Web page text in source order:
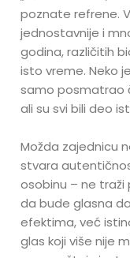
poznate refrene.
jednostavnije i
godina, različitih
isto vreme. Neko
samo posmatrao
ali su svi bili deo
Možda zajednicu
stvara
osobinu – ne traži
da bude glasna
efektima, već
glas koji više nije